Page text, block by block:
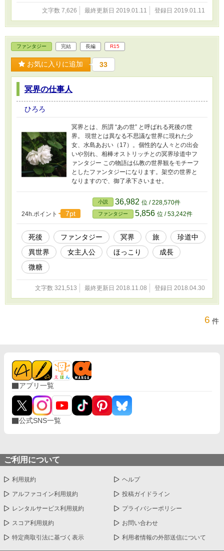
文字数 7,626 最終更新日 2019.01.11 登録日 2019.01.11
ファンタジー 完結 長編 R15
お気に入りに追加 33
冥界の仕事人
ひろろ
冥界とは、所謂 “あの世” と呼ばれる死後の世
界。 現世とは異なる不思議な世界に現れた少
女、水島あおい（17）。個性的な人々との出会
いや別れ、相棒オストリッチとの冥界珍道中フ
ァンタジー この物語は仏教の世界観をモチーフ
としたファンタジーになります。架空の世界と
なりますので、御了承下さいませ。
24h.ポイント 7pt
小説 36,982 位 / 228,570件
ファンタジー 5,856 位 / 53,242件
死後 ファンタジー 冥界 旅
珍道中
異世界
女主人公 ほっこり
成長
微糖
文字数 321,513 最終更新日 2018.11.08 登録日 2018.04.30
6 件
アプリ一覧
公式SNS一覧
ご利用について
利用規約 ヘルプ
アルファコイン利用規約 投稿ガイドライン
レンタルサービス利用規約 プライバシーポリシー
スコア利用規約 お問い合わせ
特定商取引法に基づく表示 利用者情報の外部送信について